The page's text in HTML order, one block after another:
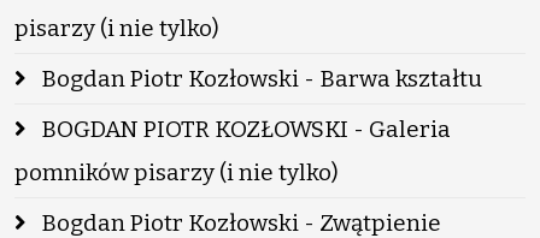
pisarzy (i nie tylko)
Bogdan Piotr Kozłowski - Barwa kształtu
BOGDAN PIOTR KOZŁOWSKI - Galeria
pomników pisarzy (i nie tylko)
Bogdan Piotr Kozłowski - Zwątpienie